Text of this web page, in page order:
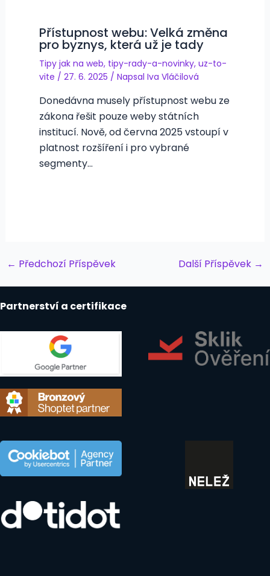
Přístupnost webu: Velká změna
pro byznys, která už je tady
Tipy jak na web, tipy-rady-a-novinky, uz-to-
vite / 27. 6. 2025 / Napsal Iva Vláčilová
Donedávna musely přístupnost webu ze
zákona řešit pouze weby státních
institucí. Nově, od června 2025 vstoupí v
platnost rozšíření i pro vybrané
segmenty…
Post
← Předchozí Příspěvek Další Příspěvek →
Partnerství a certifikace